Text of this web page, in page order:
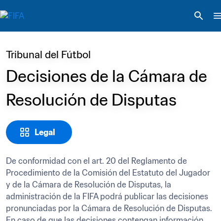
Legal
Tribunal del Fútbol
Decisiones de la Cámara de
Resolución de Disputas
De conformidad con el art. 20 del Reglamento de
Procedimiento de la Comisión del Estatuto del Jugador
y de la Cámara de Resolución de Disputas, la
administración de la FIFA podrá publicar las decisiones
pronunciadas por la Cámara de Resolución de Disputas.